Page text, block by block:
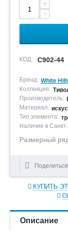
+
−
КОД: С902-44
Бренд: White
Коллекция:
Производитель:
Материал:
Тип элемента:
Наличие в
Размерный
Поделиться
КУПИТЬ
Описание